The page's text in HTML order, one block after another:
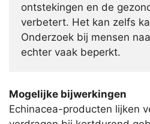
ontstekingen en de
verbetert. Het kan zelfs
Onderzoek bij mensen
echter vaak beperkt.
Mogelijke bijwerkingen
Echinacea-producten lijken